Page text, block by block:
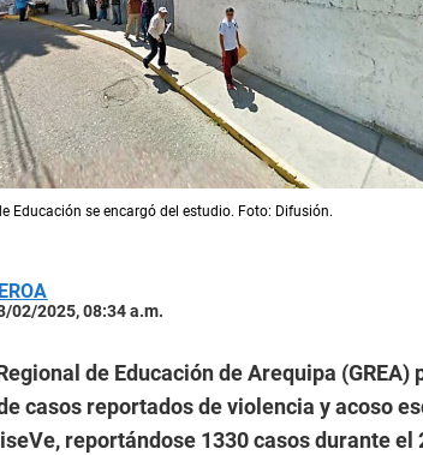
Educación se encargó del estudio. Foto: Difusión.
02/2025, 08:34 a.m.
de Educación de Arequipa (GREA)
casos reportados de violencia y acoso
reportándose 1330 casos durante el